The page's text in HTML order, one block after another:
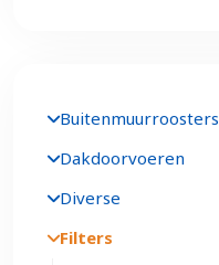
Buitenmuurroosters
Dakdoorvoeren
Diverse
Filters